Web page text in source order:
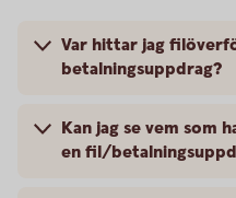
Var hittar jag
betalningsuppdrag?
Kan jag se vem som
en fil/